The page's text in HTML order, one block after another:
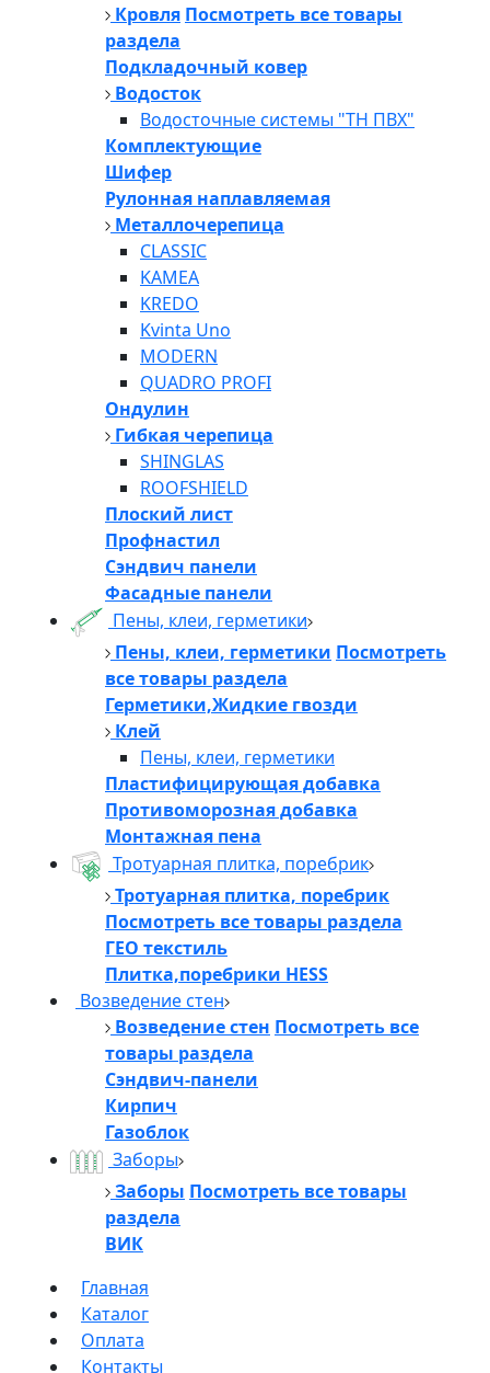
Кровля Посмотреть все товары
раздела
Подкладочный ковер
Водосток
Водосточные системы "ТН ПВХ"
Комплектующие
Шифер
Рулонная наплавляемая
Металлочерепица
CLASSIC
KAMEA
KREDO
Kvinta Uno
MODERN
QUADRO PROFI
Ондулин
Гибкая черепица
SHINGLAS
ROOFSHIELD
Плоский лист
Профнастил
Сэндвич панели
Фасадные панели
Пены, клеи, герметики
Пены, клеи, герметики Посмотреть
все товары раздела
Герметики,Жидкие гвозди
Клей
Пены, клеи, герметики
Пластифицирующая добавка
Противоморозная добавка
Монтажная пена
Тротуарная плитка, поребрик
Тротуарная плитка, поребрик
Посмотреть все товары раздела
ГЕО текстиль
Плитка,поребрики HESS
Возведение стен
Возведение стен Посмотреть все
товары раздела
Сэндвич-панели
Кирпич
Газоблок
Заборы
Заборы Посмотреть все товары
раздела
ВИК
Главная
Каталог
Оплата
Контакты